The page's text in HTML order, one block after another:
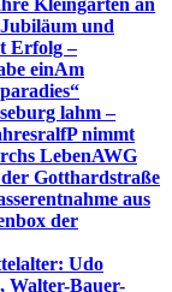
Kleingärten an
und
Erfolg –
einAm
lahm –
ralfP nimmt
LebenAWG
Gotthardstraße
aus
der
Udo
Walter-Bauer-